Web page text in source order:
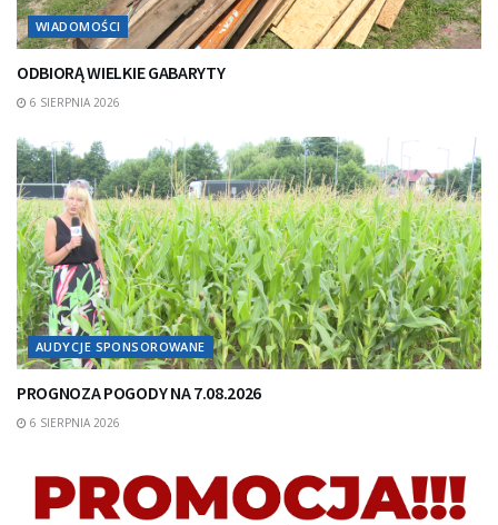
WIADOMOŚCI
ODBIORĄ WIELKIE GABARYTY
6 SIERPNIA 2026
AUDYCJE SPONSOROWANE
PROGNOZA POGODY NA 7.08.2026
6 SIERPNIA 2026